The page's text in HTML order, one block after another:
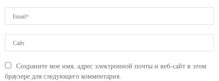
Сохраните мое имя, адрес электронной почты и веб-сайт в этом
браузере для следующего комментария.